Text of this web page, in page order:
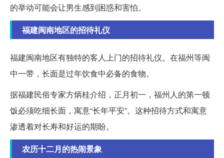
的举动可能会让男生感到困惑和害怕。
福建闽南地区的招待礼仪
福建闽南地区有独特的客人上门的招待礼仪。在福州等闽
中一带，长面是过年饮食中必备的食物。
据福建民俗专家方炳桂介绍，正月初一，福州人的第一顿
饭必须吃细长面，寓意“长年平安”。这种招待方式和寓意
渗透着对长寿和好运的期盼。
农历十二月的热闹景象